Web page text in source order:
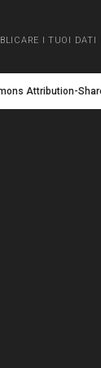
I TUOI DATI
Attribution-